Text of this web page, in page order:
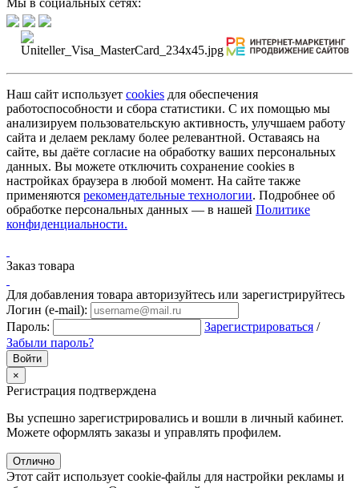
Наш сайт использует cookies для обеспечения
работоспособности и сбора статистики. С их помощью мы
анализируем пользовательскую активность, улучшаем работу
сайта и делаем рекламу более релевантной. Оставаясь на
сайте, вы даёте согласие на обработку ваших персональных
данных. Вы можете отключить сохранение cookies в
настройках браузера в любой момент. На сайте также
применяются рекомендательные технологии. Подробнее об
обработке персональных данных — в нашей Политике
конфиденциальности.
Заказ товара
Для добавления товара авторизуйтесь или зарегистрируйтесь
Логин (e-mail):
Пароль:
Зарегистрироваться /
Забыли пароль?
×
Регистрация подтверждена
Вы успешно зарегистрировались и вошли в личный кабинет.
Можете оформлять заказы и управлять профилем.
Отлично
Этот сайт использует cookie-файлы для настройки рекламы и